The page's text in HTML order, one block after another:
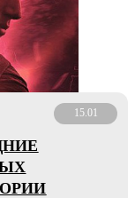
15.01